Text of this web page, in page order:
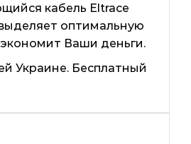
кабель Eltrace
оптимальную
Ваши деньги.
Украине. Бесплатный